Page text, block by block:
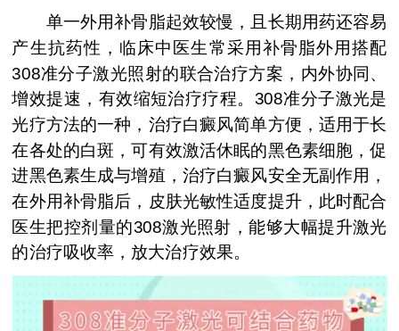
单一外用补骨脂起效较慢，且长期用药还容易
产生抗药性，临床中医生常采用补骨脂外用搭配
308准分子激光照射的联合治疗方案，内外协同、
增效提速，有效缩短治疗疗程。308准分子激光是
光疗方法的一种，治疗白癜风简单方便，适用于长
在各处的白斑，可有效激活休眠的黑色素细胞，促
进黑色素生成与增殖，治疗白癜风安全无副作用，
在外用补骨脂后，皮肤光敏性适度提升，此时配合
医生把控剂量的308激光照射，能够大幅提升激光
的治疗吸收率，放大治疗效果。